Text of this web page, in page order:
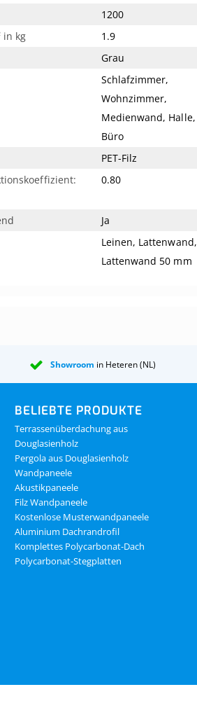
1200
in kg
1.9
Grau
Schlafzimmer,
Wohnzimmer,
Medienwand, Halle,
Büro
PET-Filz
0.80
Ja
Leinen, Lattenwand,
Lattenwand 50 mm
Showroom in Heteren (NL)
BELIEBTE PRODUKTE
Terrassenüberdachung aus
Douglasienholz
Pergola aus Douglasienholz
Wandpaneele
Akustikpaneele
Filz Wandpaneele
Kostenlose Musterwandpaneele
Aluminium Dachrandrofil
Komplettes Polycarbonat-Dach
Polycarbonat-Stegplatten